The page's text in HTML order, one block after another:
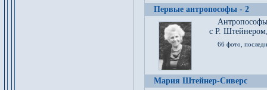
Первые антропософы - 2
с Р.
66 фото,
Мария Штейнер-Сиверс